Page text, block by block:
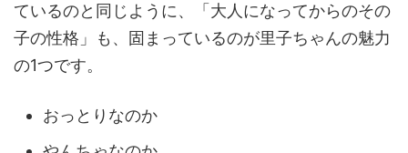
ているのと同じように、「大人になってからのその
子の性格」も、固まっているのが里子ちゃんの魅力
の1つです。
おっとりなのか